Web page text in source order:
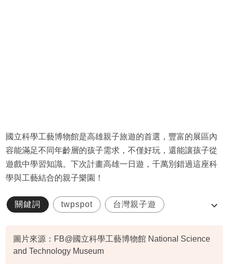
國立科學工藝博物館是高雄親子旅遊的首選，豐富的展區內
容能滿足不同年齡層的孩子需求，不僅好玩，還能讓孩子從
遊戲中學習知識。下次計畫高雄一日遊，千萬別錯過這座科
學與工藝結合的親子樂園！
關鍵詞 twpspot 台灣親子遊
圖片來源：FB@國立科學工藝博物館 National Science
and Technology Museum